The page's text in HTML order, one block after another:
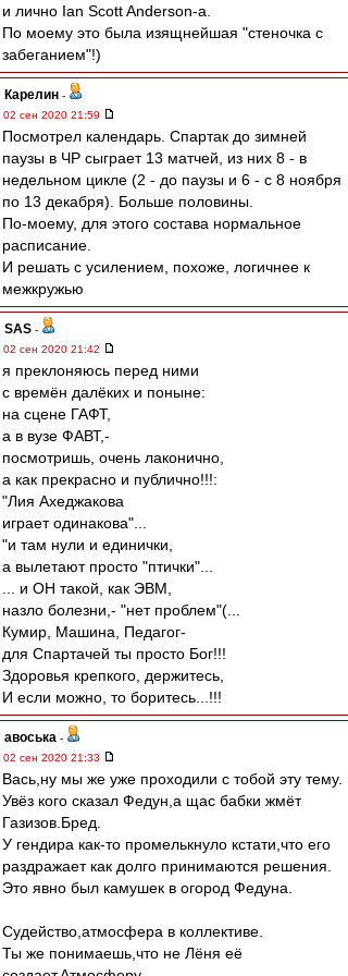
и лично Ian Scott Anderson-а.
По моему это была изящнейшая "стеночка с
забеганием"!)
Карелин -
02 сен 2020 21:59
Посмотрел календарь. Спартак до зимней
паузы в ЧР сыграет 13 матчей, из них 8 - в
недельном цикле (2 - до паузы и 6 - с 8 ноября
по 13 декабря). Больше половины.
По-моему, для этого состава нормальное
расписание.
И решать с усилением, похоже, логичнее к
межкружью
SAS -
02 сен 2020 21:42
я преклоняюсь перед ними
с времён далёких и поныне:
на сцене ГАФТ,
а в вузе ФАВТ,-
посмотришь, очень лаконично,
а как прекрасно и публично!!!:
"Лия Ахеджакова
играет одинакова"...
"и там нули и единички,
а вылетают просто "птички"...
... и ОН такой, как ЭВМ,
назло болезни,- "нет проблем"(...
Кумир, Машина, Педагог-
для Спартачей ты просто Бог!!!
Здоровья крепкого, держитесь,
И если можно, то боритесь...!!!
авоська -
02 сен 2020 21:33
Вась,ну мы же уже проходили с тобой эту тему.
Увёз кого сказал Федун,а щас бабки жмёт
Газизов.Бред.
У гендира как-то промелькнуло кстати,что его
раздражает как долго принимаются решения.
Это явно был камушек в огород Федуна.
Судейство,атмосфера в коллективе.
Ты же понимаешь,что не Лёня её